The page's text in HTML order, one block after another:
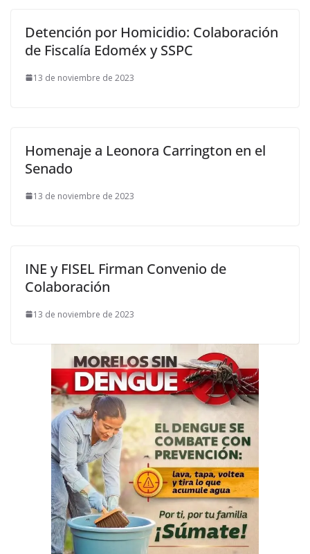
Detención por Homicidio: Colaboración
de Fiscalía Edoméx y SSPC
13 de noviembre de 2023
Homenaje a Leonora Carrington en el
Senado
13 de noviembre de 2023
INE y FISEL Firman Convenio de
Colaboración
13 de noviembre de 2023